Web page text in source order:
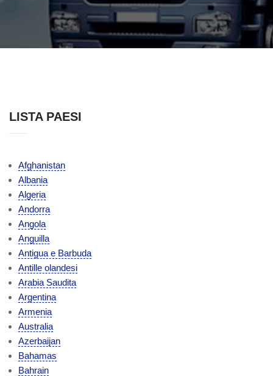
LISTA PAESI
Afghanistan
Albania
Algeria
Andorra
Angola
Anguilla
Antigua e Barbuda
Antille olandesi
Arabia Saudita
Argentina
Armenia
Australia
Azerbaijan
Bahamas
Bahrain